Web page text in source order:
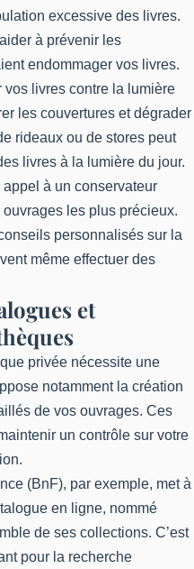
excessive des livres.
à prévenir les
endommager vos livres.
vos livres contre la lumière
les couvertures et dégrader
rideaux ou de stores peut
livres à la lumière du jour.
à un conservateur
les plus précieux.
personnalisés sur la
même effectuer des
et
privée nécessite une
notamment la création
de vos ouvrages. Ces
un contrôle sur votre
(BnF), par exemple, met à
en ligne, nommé
de ses collections. C’est
pour la recherche